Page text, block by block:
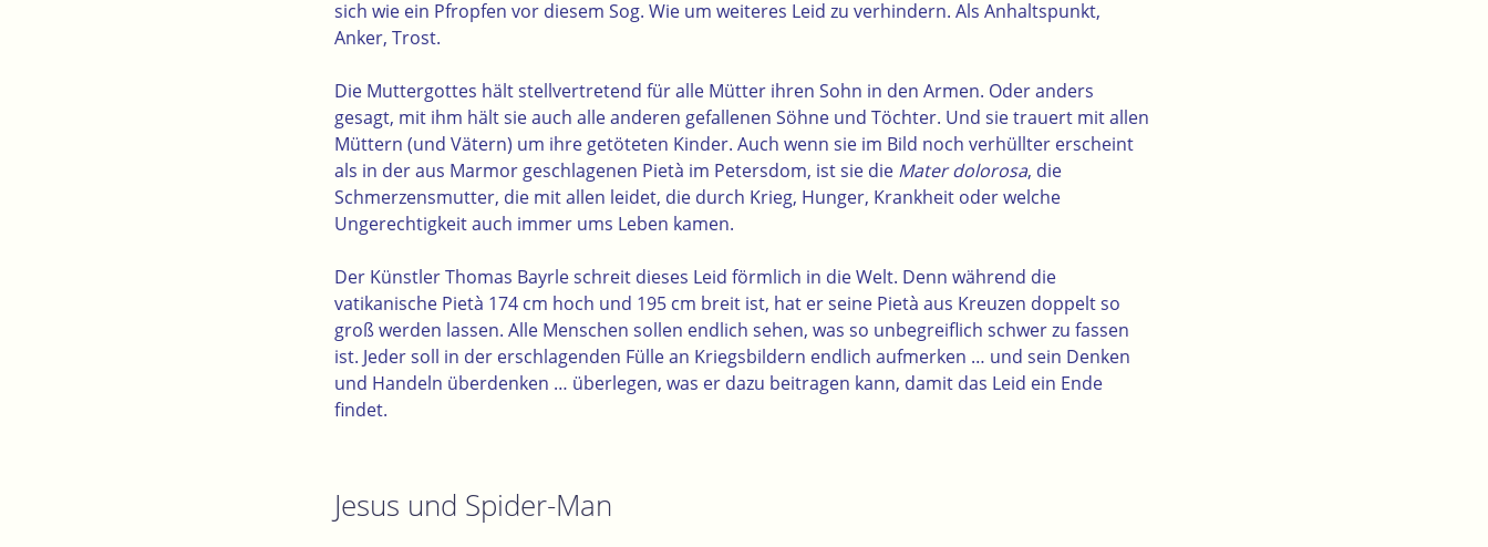
sich wie ein Pfropfen vor diesem Sog. Wie um weiteres Leid zu verhindern. Als Anhaltspunkt,
Anker, Trost.
Die Muttergottes hält stellvertretend für alle Mütter ihren Sohn in den Armen. Oder anders
gesagt, mit ihm hält sie auch alle anderen gefallenen Söhne und Töchter. Und sie trauert mit allen
Müttern (und Vätern) um ihre getöteten Kinder. Auch wenn sie im Bild noch verhüllter erscheint
als in der aus Marmor geschlagenen Pietà im Petersdom, ist sie die Mater dolorosa, die
Schmerzensmutter, die mit allen leidet, die durch Krieg, Hunger, Krankheit oder welche
Ungerechtigkeit auch immer ums Leben kamen.
Der Künstler Thomas Bayrle schreit dieses Leid förmlich in die Welt. Denn während die
vatikanische Pietà 174 cm hoch und 195 cm breit ist, hat er seine Pietà aus Kreuzen doppelt so
groß werden lassen. Alle Menschen sollen endlich sehen, was so unbegreiflich schwer zu fassen
ist. Jeder soll in der erschlagenden Fülle an Kriegsbildern endlich aufmerken … und sein Denken
und Handeln überdenken … überlegen, was er dazu beitragen kann, damit das Leid ein Ende
findet.
Jesus und Spider-Man